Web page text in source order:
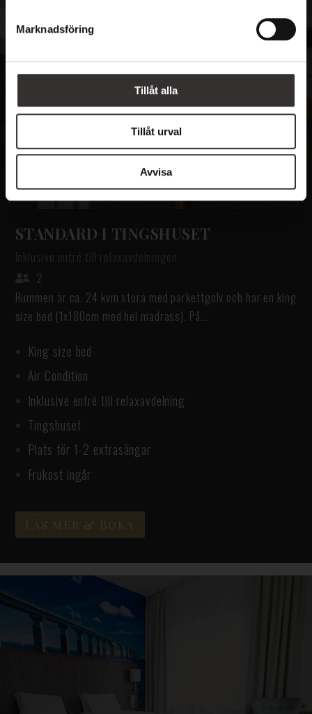
Marknadsföring
Tillåt alla
Tillåt urval
Avvisa
STANDARD I TINGSHUSET
Inklusive entré till relaxavdelningen
2
Rummen är ca. 24 kvm stora med parkettgolv och har en king
size bed (1x180cm med hel madrass). På...
King size bed
Air Condition
Inklusive entré till relaxavdelning
Tingshuset
Plats för 1-2 extrasängar
Frukost ingår
LÄS MER & BOKA